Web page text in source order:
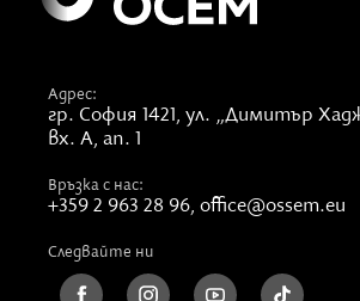
Адрес:
гр. София 1421, ул. „Димитър
вх. А, ап. 1
Връзка с нас:
+359 2 963 28 96,office@ossem.eu
Следвайте ни